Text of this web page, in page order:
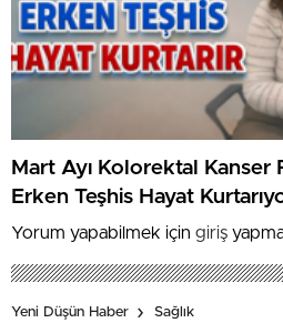
Mart Ayı Kolorektal Kanser
Erken Teşhis Hayat
Yorum yapabilmek için giriş
Yeni Düşün Haber Sağlık